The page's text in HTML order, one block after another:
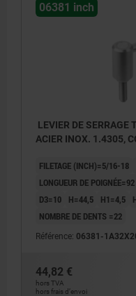
06381 inch
LEVIER DE
ACIER INOX. 1.4305,
FILETAGE (INCH)=5/16-18
LONGUEUR DE POIGNÉE=92
D3=10
H=44,5 H1=4,5
NOMBRE DE DENTS =22
Référence: 06381-
44,82 €
hors TVA
hors frais d’envoi